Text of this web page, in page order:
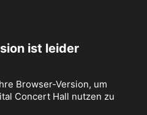
ist leider
Browser-Version, um
Concert Hall nutzen zu